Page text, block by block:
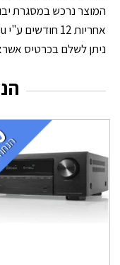
המוצר נרכש במסגרת
אחריות 12 חודשים ע"י idgu
ניתן לשלם בכרטיס אשראי עד 12 תשלומים